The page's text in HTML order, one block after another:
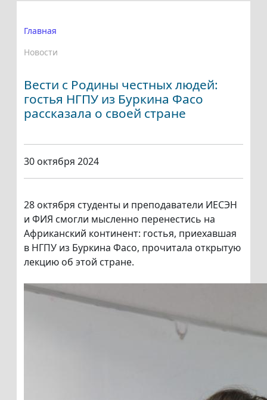
Главная
Новости
Вести с Родины честных людей:
гостья НГПУ из Буркина Фасо
рассказала о своей стране
30 октября 2024
28 октября студенты и преподаватели ИЕСЭН
и ФИЯ смогли мысленно перенестись на
Африканский континент: гостья, приехавшая
в НГПУ из Буркина Фасо, прочитала открытую
лекцию об этой стране.